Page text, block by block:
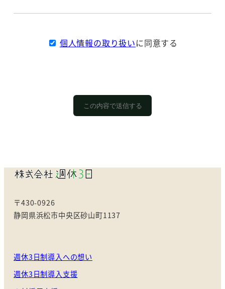
個人情報の取り扱いに同意する
〒430-0926
静岡県浜松市中央区砂山町1137
週休3日制導入への想い
週休3日制導入支援